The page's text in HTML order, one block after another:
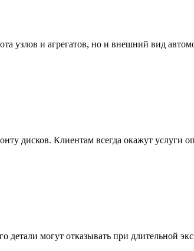
узлов и агрегатов, но и внешний вид
дисков. Клиентам всегда окажут
могут отказывать при длительной